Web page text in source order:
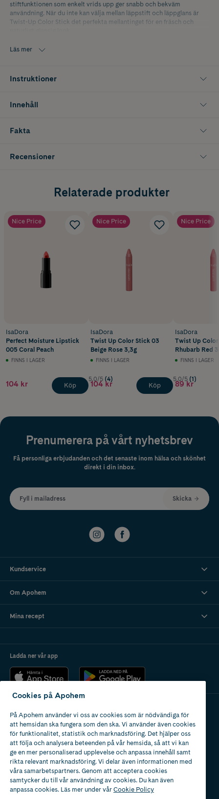
stiftfunktionen som enkelt vrids upp ger snabb och bekväm
användning. När du inte kan välja mellan läppstift och läppglans är
Twist-Up Color Stick det perfekta mellantinget för en fräsch och
Nyans: Coral Sunset
Läs mer
Instruktioner
Innehåll
Fakta
Recensioner
Relaterade produkter
Nice Price
IsaDora
Perfect Moisture Lipstick
005 Coral Peach
FINNS I LAGER
104 kr Köp
Nice Price
IsaDora
Twist Up Color Stick 03
Beige Rose 3,3g
FINNS I LAGER
5.0/5 (4)
104 kr Köp
Nice Price
IsaDora
Twist Up Color
Rhubarb Red
FINNS I LAGER
5.0/5 (1)
89 kr
Prenumerera på vårt nyhetsbrev
Få personliga erbjudanden och det senaste inom hälsa och skönhet
direkt i din inbox.
Fyll i mailadress Skicka
Kundservice
Om Apohem
Mina recept
Ladda ner vår app
Apotek med tillstånd
av Läkemedelsverket
Cookies på Apohem
På Apohem använder vi oss av cookies som är nödvändiga för
att hemsidan ska fungera som den ska. Vi använder även cookies
för funktionalitet, statistik och marknadsföring. Det hjälper oss
att följa och analysera beteenden på vår hemsida, så att vi kan
ge en mer personaliserad upplevelse och anpassa innehåll samt
rikta relevant marknadsföring. Vi delar även informationen med
våra samarbetspartners. Genom att acceptera cookies
samtycker du till vår användning av cookies. Du kan även
anpassa cookies. Läs mer under vårCookie Policy